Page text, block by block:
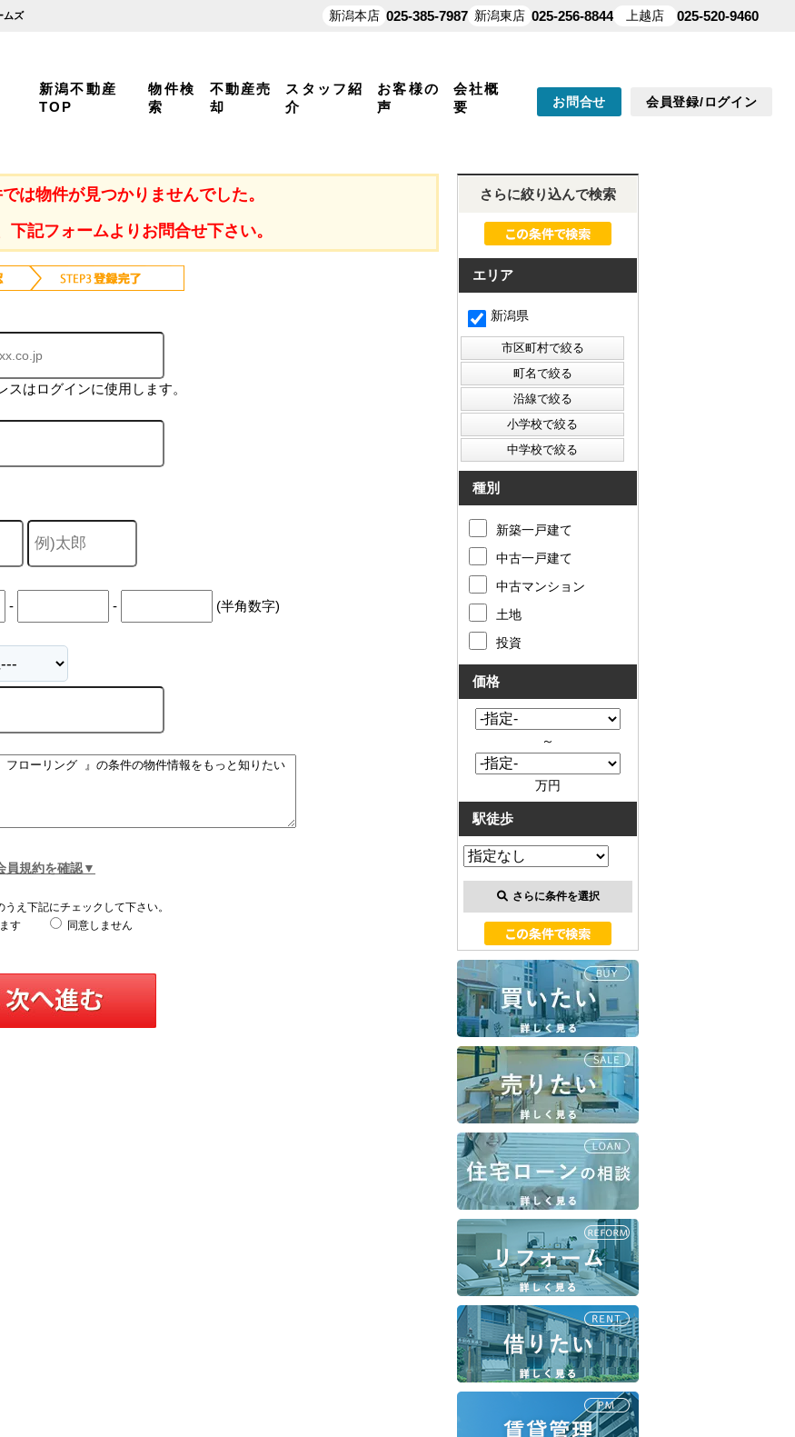
ムズ
新潟不動産
TOP
物件検
索
不動産売
却
スタッフ紹
介
お客様の
声
会社概
要
お問合せ 会員登録/ログイン
は物件が見つかりませんでした。
下記フォームよりお問合せ下さい。
はログインに使用します。
- - (半角数字)
員規約を確認▼
え下記にチェックして下さい。
す
同意しません
さらに絞り込んで検索
エリア
新潟県
種別
新築一戸建て
中古一戸建て
中古マンション
土地
投資
価格
～
万円
駅徒歩
さらに条件を選択
新潟本店 025-385-7987 新潟東店 025-256-8844 上越店 025-520-9460